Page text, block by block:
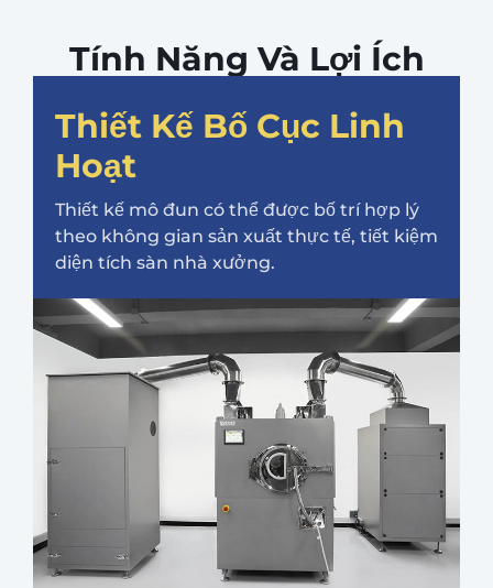
Tính Năng Và Lợi Ích
Thiết Kế Bố Cục Linh
Hoạt
Thiết kế mô đun có thể được bố trí hợp lý
theo không gian sản xuất thực tế, tiết kiệm
diện tích sàn nhà xưởng.